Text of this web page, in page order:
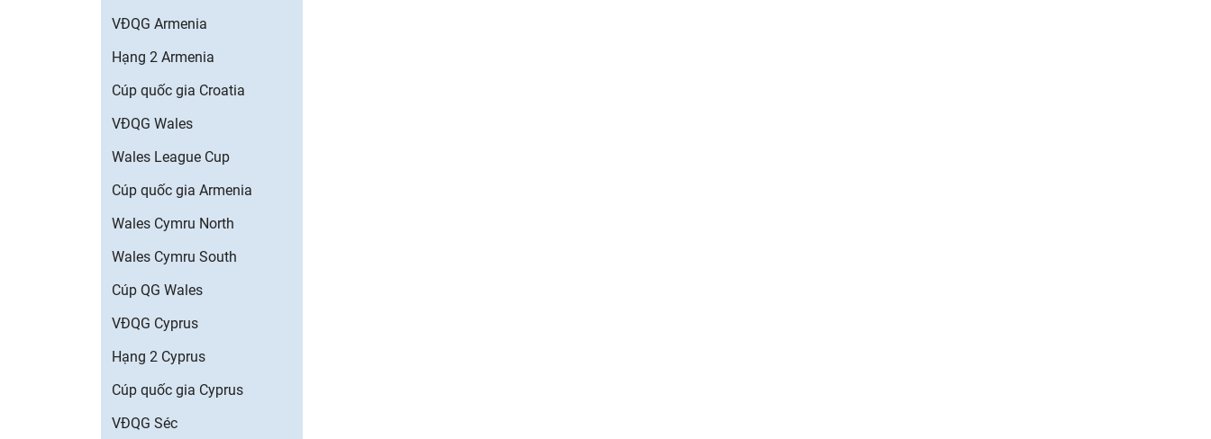
VĐQG Armenia
Hạng 2 Armenia
Cúp quốc gia Croatia
VĐQG Wales
Wales League Cup
Cúp quốc gia Armenia
Wales Cymru North
Wales Cymru South
Cúp QG Wales
VĐQG Cyprus
Hạng 2 Cyprus
Cúp quốc gia Cyprus
VĐQG Séc